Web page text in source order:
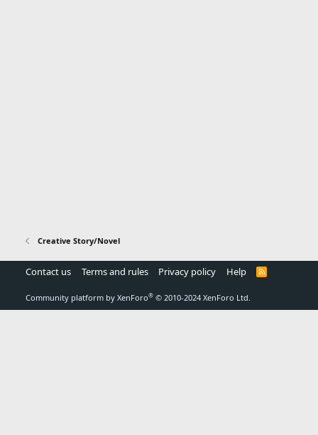
Creative Story/Novel
Contact us Terms and rules Privacy policy Help
R
Community platform by XenForo® © 2010-2024 XenForo Ltd.